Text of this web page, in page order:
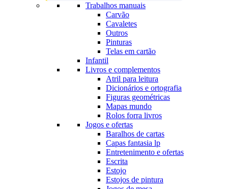
Trabalhos manuais
Carvão
Cavaletes
Outros
Pinturas
Telas em cartão
Infantil
Livros e complementos
Atril para leitura
Dicionários e ortografia
Figuras geométricas
Mapas mundo
Rolos forra livros
Jogos e ofertas
Baralhos de cartas
Capas fantasia lp
Entretenimento e ofertas
Escrita
Estojo
Estojos de pintura